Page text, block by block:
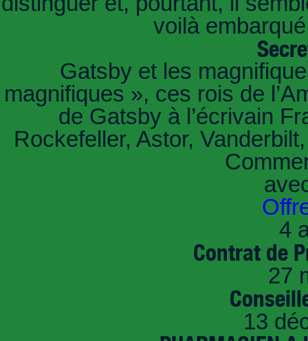
voilà
Gatsby et les
magnifiques », ces rois de
de Gatsby à l’écrivain
Rockefeller, Astor,
4
Contrat de
27
13